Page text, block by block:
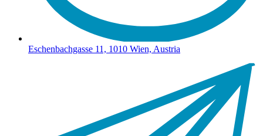
Eschenbachgasse 11, 1010 Wien, Austria